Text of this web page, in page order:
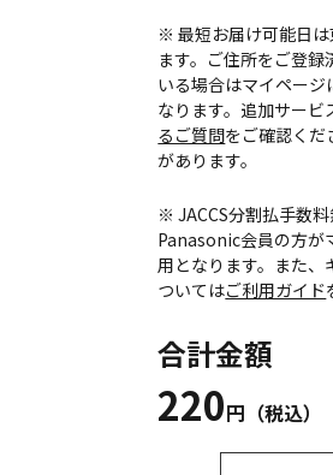
※ 最短お届け可能日
ます。ご住所をご登
いる場合はマイペー
なります。追加サービ
るご質問をご確認くだ
があります。
※ JACCS分割払手数
Panasonic会員の方が
用となります。また、
ついてはご利用ガイド
合計金額
220円（税込）